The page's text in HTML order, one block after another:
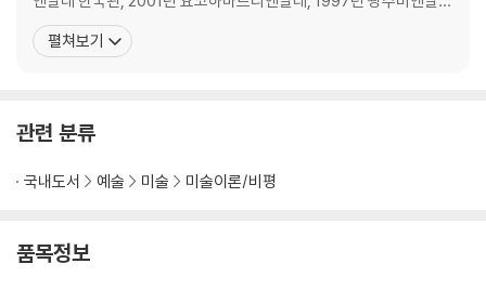
레, 1994년 하바나비엔날레 등 다수의 기획전에 참여했으며, 2006
년 한국문화예술위원회 올해의 예술상, 2002년 에르메스 코리아 미
펼쳐보기
관련 분류
국내도서 예술 미술 미술이론/비평
품목정보